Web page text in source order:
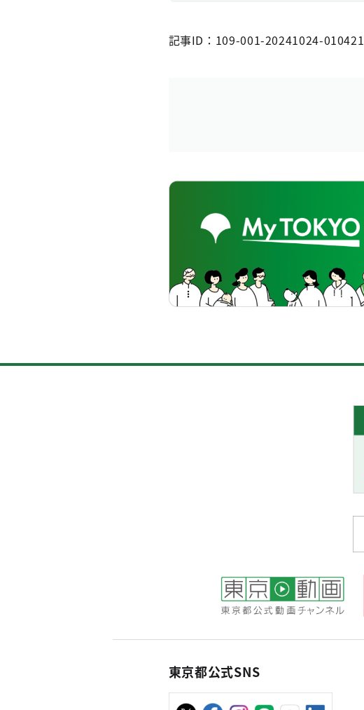
記事ID：109-001-20241024-010421
東京都公式SNS